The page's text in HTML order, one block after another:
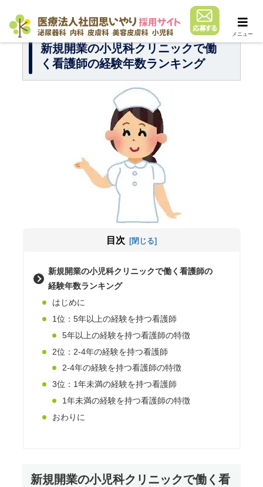
新規開業の小児科クリニックで働
く看護師の経験年数ランキング
目次
新規開業の小児科クリニックで働く看護師の
経験年数ランキング
はじめに
1位：5年以上の経験を持つ看護師
5年以上の経験を持つ看護師の特徴
2位：2-4年の経験を持つ看護師
2-4年の経験を持つ看護師の特徴
3位：1年未満の経験を持つ看護師
1年未満の経験を持つ看護師の特徴
おわりに
新規開業の小児科クリニックで働く看
メニュー